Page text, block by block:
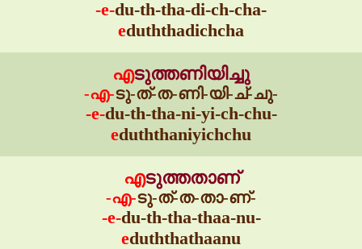
-e-du-th-tha-di-ch-cha-
eduththadichcha
എടുത്തണിയിച്ചു
-എ-ടു-ത്-ത-ണി-യി-ച്-ചു-
-e-du-th-tha-ni-yi-ch-chu-
eduththaniyichchu
എടുത്തതാണ്
-എ-ടു-ത്-ത-താ-ണ്-
-e-du-th-tha-thaa-nu-
eduththathaanu